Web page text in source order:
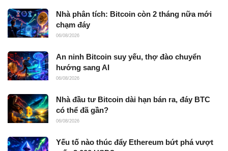
Nhà phân tích: Bitcoin còn 2 tháng nữa mới
chạm đáy
06/08/2026
An ninh Bitcoin suy yếu, thợ đào chuyển
hướng sang AI
06/08/2026
Nhà đầu tư Bitcoin dài hạn bán ra, đáy BTC
có thể đã gần?
06/08/2026
Yếu tố nào thúc đẩy Ethereum bứt phá vượt